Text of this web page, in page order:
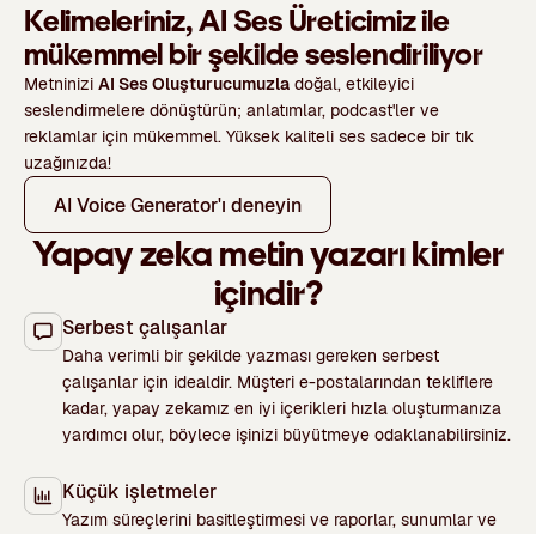
Kelimeleriniz, AI Ses Üreticimiz ile
mükemmel bir şekilde seslendiriliyor
Metninizi AI Ses Oluşturucumuzla doğal, etkileyici
seslendirmelere dönüştürün; anlatımlar, podcast'ler ve
reklamlar için mükemmel. Yüksek kaliteli ses sadece bir tık
uzağınızda!
AI Voice Generator'ı deneyin
Yapay zeka metin yazarı kimler
içindir?
Serbest çalışanlar
Daha verimli bir şekilde yazması gereken serbest
çalışanlar için idealdir. Müşteri e-postalarından tekliflere
kadar, yapay zekamız en iyi içerikleri hızla oluşturmanıza
yardımcı olur, böylece işinizi büyütmeye odaklanabilirsiniz.
Küçük işletmeler
Yazım süreçlerini basitleştirmesi ve raporlar, sunumlar ve